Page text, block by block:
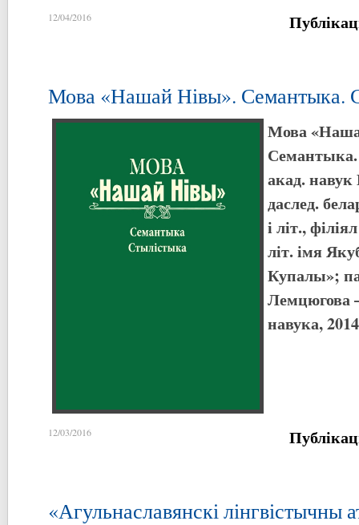
12/04/2016
Мова «Нашай Нівы». Семантыка.
Мова
акад.
даслед.
і літ.,
літ. імя
Купалы»;
Лемцюгова
навука,
12/03/2016
«Агульнаславянскі лінгвістычны